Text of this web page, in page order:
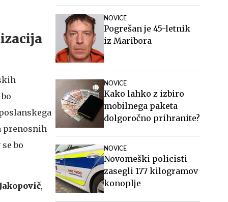
prenosnih
bo
,
NOVICE
Pogrešan je 45-letnik
iz Maribora
NOVICE
Kako lahko z izbiro
mobilnega paketa
dolgoročno prihranite?
NOVICE
Novomeški policisti
zasegli 177 kilogramov
konoplje